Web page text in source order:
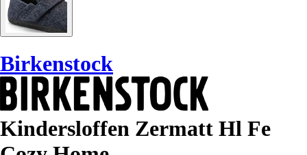
Birkenstock
Kindersloffen Zermatt Hl Fe